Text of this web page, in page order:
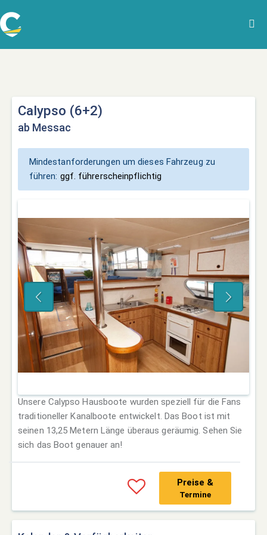
Calypso (6+2)
ab Messac
Mindestanforderungen um dieses Fahrzeug zu
führen: ggf. führerscheinpflichtig
Unsere Calypso Hausboote wurden speziell für die Fans
traditioneller Kanalboote entwickelt. Das Boot ist mit
seinen 13,25 Metern Länge überaus geräumig. Sehen Sie
sich das Boot genauer an!
Preise &
Termine